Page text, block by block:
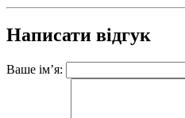
Написати відгук
Ваше ім’я: